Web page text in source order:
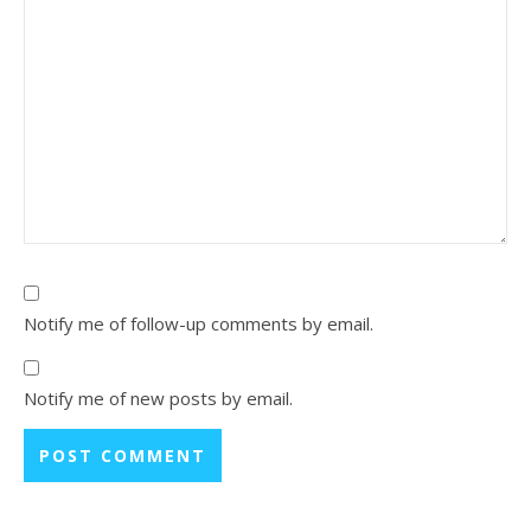
Notify me of follow-up comments by email.
Notify me of new posts by email.